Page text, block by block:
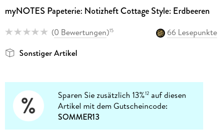
myNOTES Papeterie: Notizheft Cottage Style: Erdbeeren
(0 Bewertungen)15
66 Lesepunkte
Sonstiger Artikel
Sparen Sie zusätzlich 13%12 auf diesen
Artikel mit dem Gutscheincode:
SOMMER13